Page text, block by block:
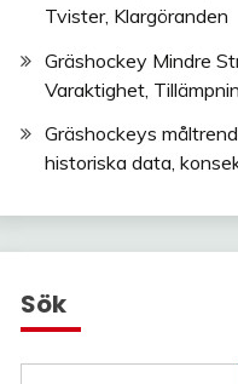
Tvister, Klargöranden
Gräshockey Mindre
Varaktighet,
Gräshockeys
historiska data,
Sök